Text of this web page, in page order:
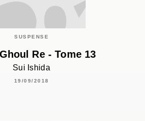
SUSPENSE
Re - Tome 13
Sui Ishida
19/09/2018